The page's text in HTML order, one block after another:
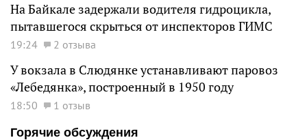
На Байкале задержали водителя гидроцикла,
пытавшегося скрыться от инспекторов ГИМС
19:24 2 отзыва
У вокзала в Слюдянке устанавливают паровоз
«Лебедянка», построенный в 1950 году
18:50
1 отзыв
Горячие обсуждения